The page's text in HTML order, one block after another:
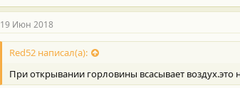
19 Июн 2018
Red52 написал(а):
При открывании горловины всасывает воздух.это